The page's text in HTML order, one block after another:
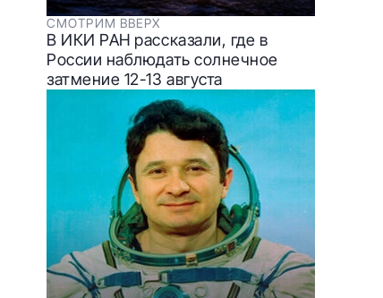
СМОТРИМ ВВЕРХ
В ИКИ РАН рассказали, где в
России наблюдать солнечное
затмение 12-13 августа